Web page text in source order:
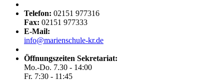
Telefon: 02151 977316
Fax: 02151 977333
E-Mail:
info@marienschule-kr.de
Öffnungszeiten Sekretariat:
Mo.-Do. 7.30 - 14:00
Fr. 7:30 - 11:45